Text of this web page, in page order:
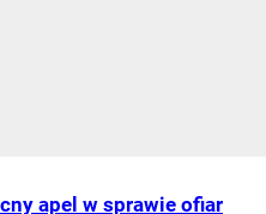
apel w sprawie ofiar